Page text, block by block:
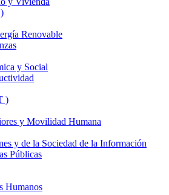
Renovable
y Social
)
y Movilidad Humana
y de la Sociedad de la Información
Públicas
Humanos